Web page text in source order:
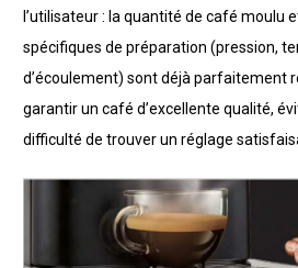
l’utilisateur : la quantité de café moulu
spécifiques de préparation (pression,
d’écoulement) sont déjà parfaitement
garantir un café d’excellente qualité,
difficulté de trouver un réglage